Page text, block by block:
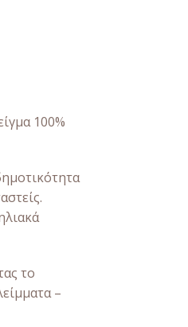
100%
το
–